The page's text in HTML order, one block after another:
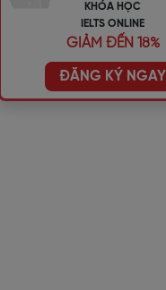
KHÓA HỌC
IELTS ONLINE
GIẢM ĐẾN 18%
ĐĂNG KÝ NGAY